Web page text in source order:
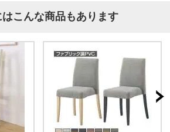
こんな商品もあります